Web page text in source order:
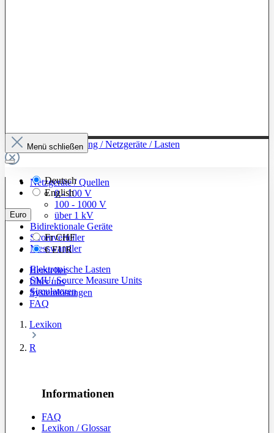
Zur Kategorie: Leistung / Netzgeräte / Lasten
Netzgeräte / Quellen
0 - 100 V
100 - 1000 V
über 1 kV
Bidirektionale Geräte
Stromverteiler
Messwandler
Elektronische Lasten
SMU/ Source Measure Units
Simulatoren
Menü schließen
Deutsch
English
Euro
FrCHF
€EUR
Hersteller
Über uns
Systemlösungen
FAQ
Lexikon
R
Informationen
FAQ
Lexikon / Glossar